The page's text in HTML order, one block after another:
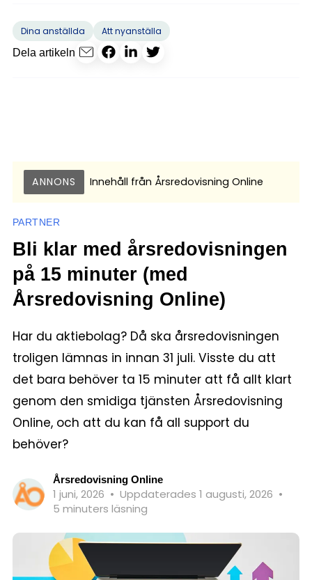
Dina anställda
Att nyanställa
Dela artikeln
ANNONS Innehåll från Årsredovisning Online
PARTNER
Bli klar med årsredovisningen
på 15 minuter (med
Årsredovisning Online)
Har du aktiebolag? Då ska årsredovisningen
troligen lämnas in innan 31 juli. Visste du att
det bara behöver ta 15 minuter att få allt klart
genom den smidiga tjänsten Årsredovisning
Online, och att du kan få all support du
behöver?
Årsredovisning Online
1 juni, 2026 • Uppdaterades 1 augusti, 2026 •
5 minuters läsning